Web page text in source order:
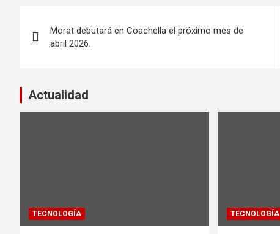
de
entradas
Morat debutará en Coachella el próximo mes de
abril 2026.
Actualidad
TECNOLOGÍA TECNOLOGÍA